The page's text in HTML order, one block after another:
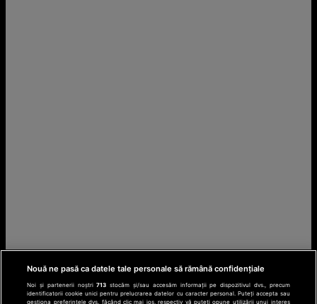
Nouă ne pasă ca datele tale personale să rămână confidențiale
Noi și partenerii noștri713 stocăm și/sau accesăm informații pe dispozitivul dvs., precum
identificatorii cookie unici pentru prelucrarea datelor cu caracter personal. Puteți accepta sau
gestiona preferințele dvs. făcând clic mai jos, respectiv vă puteți opune utilizării unui interes